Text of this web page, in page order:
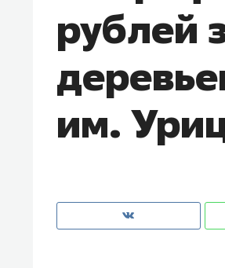
рублей
им.
рынки,
чем